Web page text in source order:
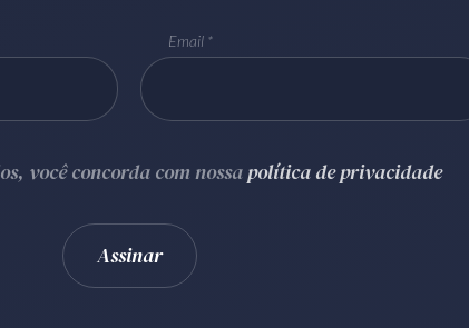
Email
você concorda com nossapolítica de privacidade